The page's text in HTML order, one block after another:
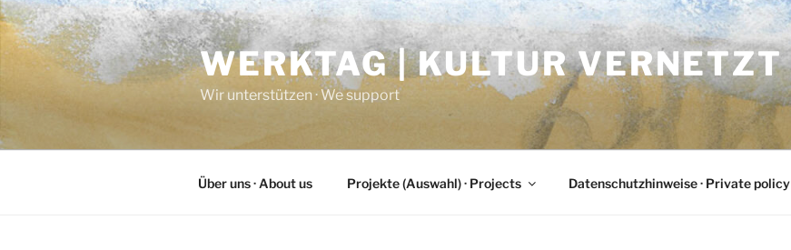
Zum
Inhalt
springen
WERKTAG | KULTUR VERNETZT
Wir unterstützen · We support
Über uns · About us Projekte (Auswahl) · Projects Datenschutzhinweise · Private policy